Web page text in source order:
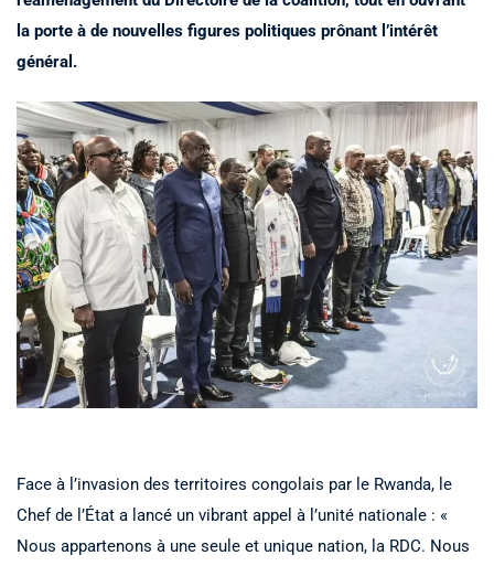
la porte à de nouvelles figures politiques prônant l’intérêt
général.
Face à l’invasion des territoires congolais par le Rwanda, le
Chef de l’État a lancé un vibrant appel à l’unité nationale : «
Nous appartenons à une seule et unique nation, la RDC. Nous